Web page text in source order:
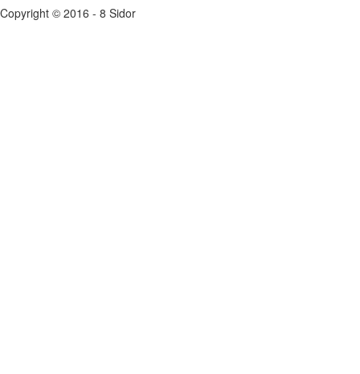
Copyright © 2016 - 8 Sidor